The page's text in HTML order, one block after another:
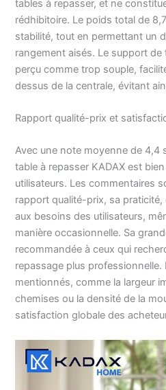
en
deux
tables à repasser, et ne
rédhibitoire. Le poids total de
stabilité, tout en permettant un
rangement aisés. Le support de
perçu comme trop souple,
dessus de la centrale, évitant
Rapport qualité-prix et
Avec une note moyenne de 4,4
table à repasser KADAX est
utilisateurs. Les commentaires
rapport qualité-prix, sa
aux besoins des utilisateurs,
manière occasionnelle. Sa
recommandée à ceux qui
repassage plus professionnelle.
mentionnés, comme la largeur
chemises ou la densité de la
satisfaction globale des